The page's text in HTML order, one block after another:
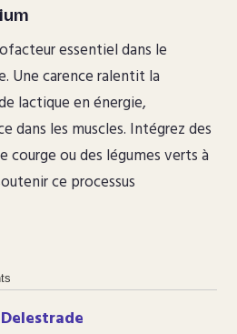
essentiel dans le
Une carence ralentit la
lactique en énergie,
dans les muscles. Intégrez des
courge ou des légumes verts à
ce processus